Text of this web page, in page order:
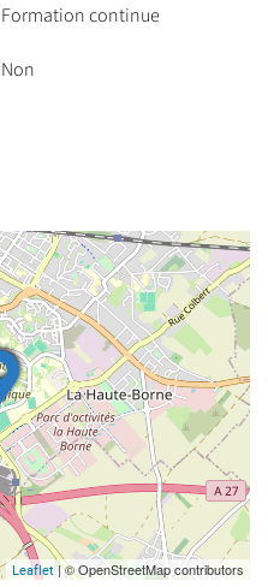
Formation continue
Non
Leaflet | © OpenStreetMap contributors